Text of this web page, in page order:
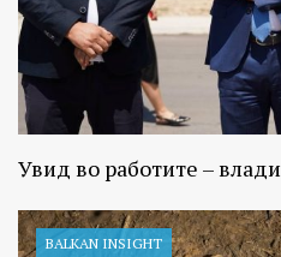
Увид во работите –
BALKAN INSIGHT